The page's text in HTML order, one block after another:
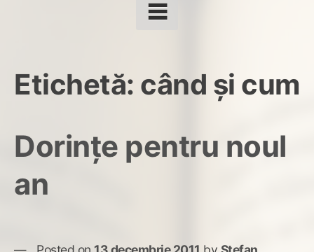
Etichetă: când și cum
Dorințe pentru noul
an